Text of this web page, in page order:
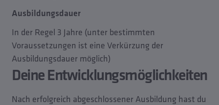
Ausbildungsdauer
In der Regel 3 Jahre (unter bestimmten
Voraussetzungen ist eine Verkürzung der
Ausbildungsdauer möglich)
Deine Entwicklungsmöglichkeiten
Nach erfolgreich abgeschlossener Ausbildung hast du